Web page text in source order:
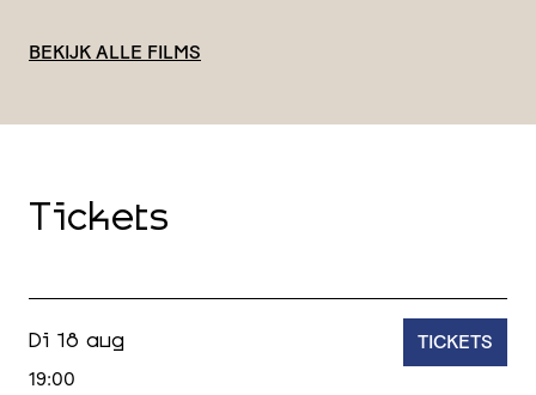
BEKIJK ALLE FILMS
Tickets
Di 18 aug
19:00
TICKETS